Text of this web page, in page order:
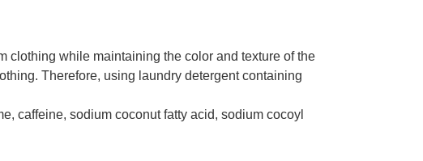
clothing while maintaining the color and texture of the
Therefore, using laundry detergent containing
caffeine, sodium coconut fatty acid, sodium cocoyl